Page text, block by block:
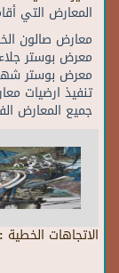
المعارض التي
معارض صالون
معرض بوستر
معرض بوستر
تنفيذ ارضيات
جميع المعارض
الاتجاهات الخطية :